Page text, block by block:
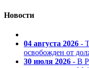
Новости
04 августа 2026 -
освобожден от
30 июля 2026 - В